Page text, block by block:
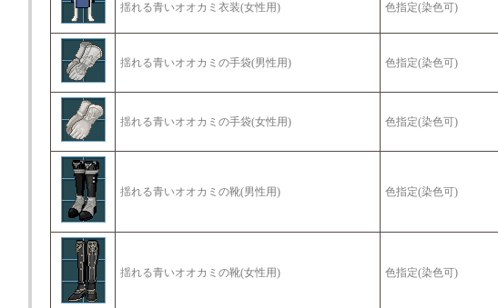
揺れる青いオオカミ衣装(女性用) 色指定(染色可)
揺れる青いオオカミの手袋(男性用) 色指定(染色可)
揺れる青いオオカミの手袋(女性用) 色指定(染色可)
揺れる青いオオカミの靴(男性用) 色指定(染色可)
揺れる青いオオカミの靴(女性用) 色指定(染色可)